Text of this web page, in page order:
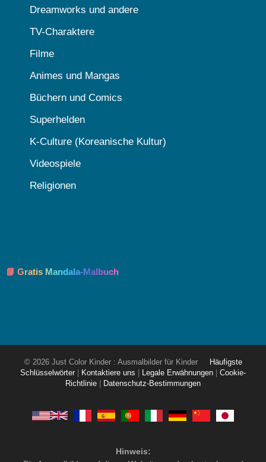
Dreamworks und andere
TV-Charaktere
Filme
Animes und Mangas
Büchern und Comics
Superhelden
K-Culture (Koreanische Kultur)
Videospiele
Religionen
📘 Gratis Mandala-Malbuch
© 2026 Just Color Kinder : Ausmalbilder für Kinder
Häufigste
Schlüsselwörter
Kontaktiere uns Legale Erwähnungen
Cookie-
Richtlinie
Datenschutz-Bestimmungen
Hinweis: